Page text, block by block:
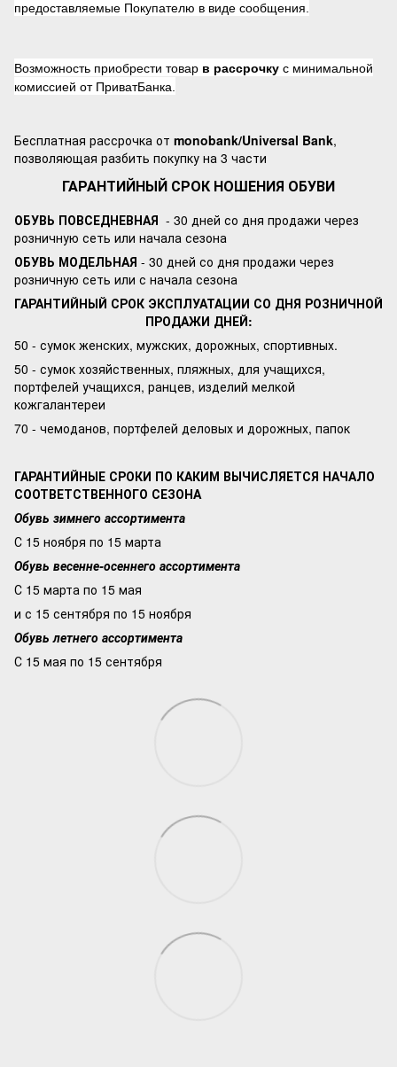
предоставляемые Покупателю в виде сообщения.
Возможность приобрести товар в рассрочку с минимальной
комиссией от ПриватБанка.
Бесплатная рассрочка от monobank/Universal Bank,
позволяющая разбить покупку на 3 части
ГАРАНТИЙНЫЙ СРОК НОШЕНИЯ ОБУВИ
ОБУВЬ ПОВСЕДНЕВНАЯ - 30 дней со дня продажи через
розничную сеть или начала сезона
ОБУВЬ МОДЕЛЬНАЯ - 30 дней со дня продажи через
розничную сеть или с начала сезона
ГАРАНТИЙНЫЙ СРОК ЭКСПЛУАТАЦИИ СО ДНЯ РОЗНИЧНОЙ
ПРОДАЖИ ДНЕЙ:
50 - сумок женских, мужских, дорожных, спортивных.
50 - сумок хозяйственных, пляжных, для учащихся,
портфелей учащихся, ранцев, изделий мелкой
кожгалантереи
70 - чемоданов, портфелей деловых и дорожных, папок
ГАРАНТИЙНЫЕ СРОКИ ПО КАКИМ ВЫЧИСЛЯЕТСЯ НАЧАЛО
СООТВЕТСТВЕННОГО СЕЗОНА
Обувь зимнего ассортимента
С 15 ноября по 15 марта
Обувь весенне-осеннего ассортимента
С 15 марта по 15 мая
и с 15 сентября по 15 ноября
Обувь летнего ассортимента
С 15 мая по 15 сентября